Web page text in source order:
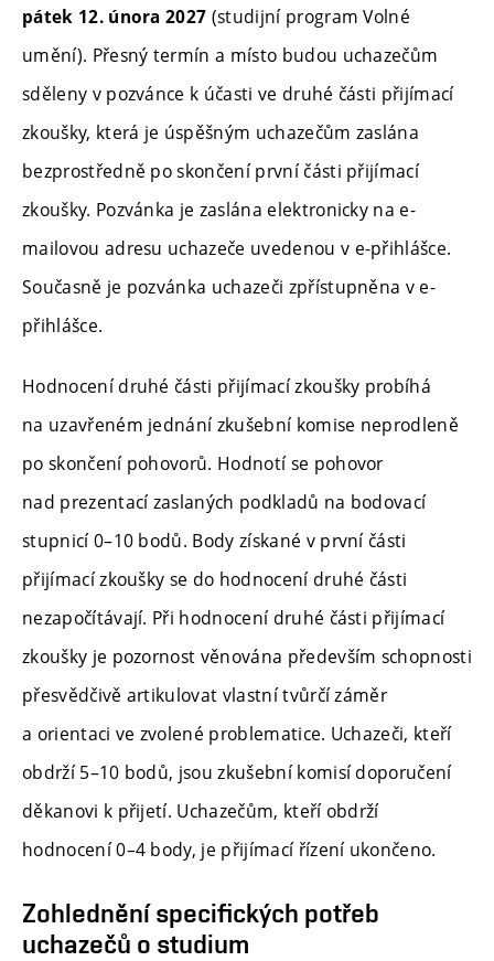
pátek 12. února 2027 (studijní program Volné
umění). Přesný termín a místo budou uchazečům
sděleny v pozvánce k účasti ve druhé části přijímací
zkoušky, která je úspěšným uchazečům zaslána
bezprostředně po skončení první části přijímací
zkoušky. Pozvánka je zaslána elektronicky na e-
mailovou adresu uchazeče uvedenou v e-přihlášce.
Současně je pozvánka uchazeči zpřístupněna v e-
přihlášce.
Hodnocení druhé části přijímací zkoušky probíhá
na uzavřeném jednání zkušební komise neprodleně
po skončení pohovorů. Hodnotí se pohovor
nad prezentací zaslaných podkladů na bodovací
stupnicí 0–10 bodů. Body získané v první části
přijímací zkoušky se do hodnocení druhé části
nezapočítávají. Při hodnocení druhé části přijímací
zkoušky je pozornost věnována především schopnosti
přesvědčivě artikulovat vlastní tvůrčí záměr
a orientaci ve zvolené problematice. Uchazeči, kteří
obdrží 5–10 bodů, jsou zkušební komisí doporučení
děkanovi k přijetí. Uchazečům, kteří obdrží
hodnocení 0–4 body, je přijímací řízení ukončeno.
Zohlednění specifických potřeb
uchazečů o studium